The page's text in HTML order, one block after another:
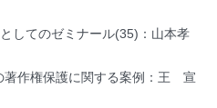
してのゼミナール(35)：山本孝
著作権保護に関する案例：王 宣